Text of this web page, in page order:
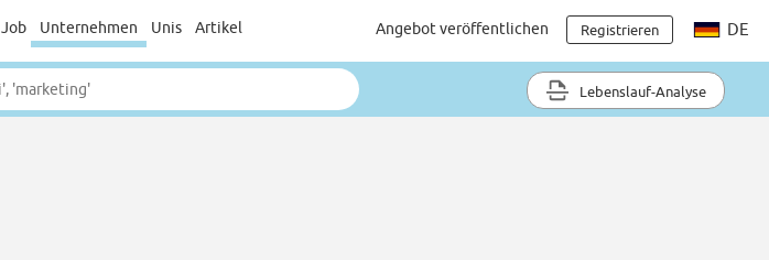
Job Unternehmen Unis Artikel Angebot veröffentlichen Registrieren DE
Lebenslauf-Analyse